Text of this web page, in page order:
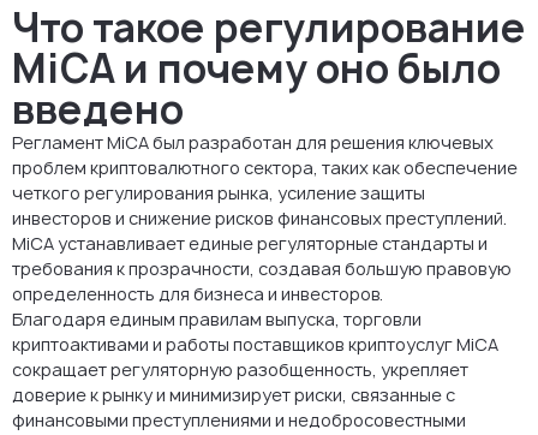
Что такое регулирование
MiCA и почему оно было
введено
Регламент MiCA был разработан для решения ключевых
проблем криптовалютного сектора, таких как обеспечение
четкого регулирования рынка, усиление защиты
инвесторов и снижение рисков финансовых преступлений.
MiCA устанавливает единые регуляторные стандарты и
требования к прозрачности, создавая большую правовую
определенность для бизнеса и инвесторов.
Благодаря единым правилам выпуска, торговли
криптоактивами и работы поставщиков криптоуслуг MiCA
сокращает регуляторную разобщенность, укрепляет
доверие к рынку и минимизирует риски, связанные с
финансовыми преступлениями и недобросовестными